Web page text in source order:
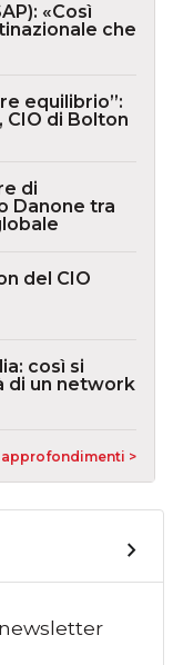
«Così
che
equilibrio”:
CIO di Bolton
di
Danone tra
del CIO
così si
di un network
>